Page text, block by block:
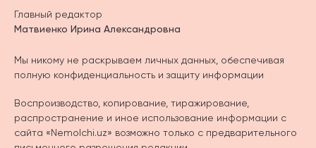
Главный редактор
Матвиенко Ирина Александровна
Мы никому не раскрываем личных данных, обеспечивая
полную конфиденциальность и защиту информации
Воспроизводство, копирование, тиражирование,
распространение и иное использование информации с
сайта «Nemolchi.uz» возможно только с предварительного